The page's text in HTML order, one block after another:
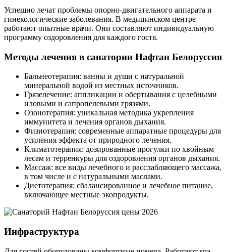
Успешно лечат проблемы опорно-двигательного аппарата и
гинекологические заболевания. В медицинском центре
работают опытные врачи. Они составляют индивидуальную
программу оздоровления для каждого гостя.
Методы лечения в санатории Нафтан Белоруссия
Бальнеотерапия: ванны и души с натуральной
минеральной водой из местных источников.
Грязелечение: аппликации и обертывания с целебными
иловыми и сапропелевыми грязями.
Озонотерапия: уникальная методика укрепления
иммунитета и лечения органов дыхания.
Физиотерапия: современные аппаратные процедуры для
усиления эффекта от природного лечения.
Климатотерапия: дозированные прогулки по хвойным
лесам и терренкуры для оздоровления органов дыхания.
Массаж: все виды лечебного и расслабляющего массажа,
в том числе и с натуральными маслами.
Диетотерапия: сбалансированное и лечебное питание,
включающее местные экопродукты.
Инфраструктура